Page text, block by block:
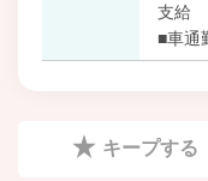
支給
■車通
キープする